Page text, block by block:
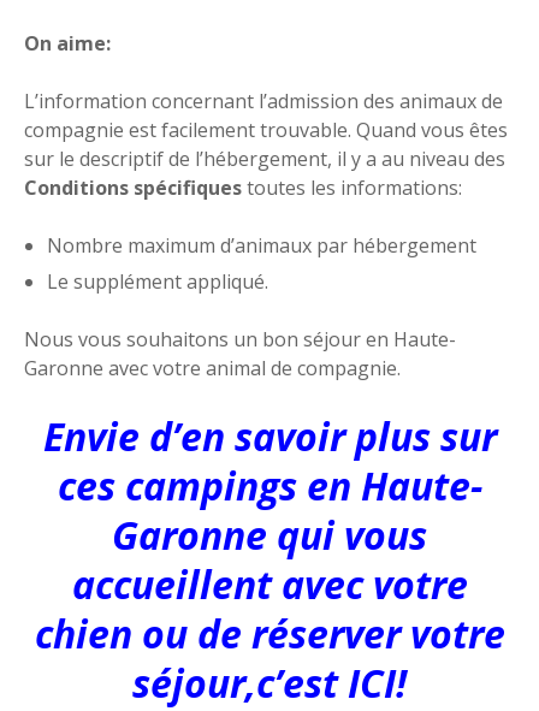
On aime:
L’information concernant l’admission des animaux de
compagnie est facilement trouvable. Quand vous êtes
sur le descriptif de l’hébergement, il y a au niveau des
Conditions spécifiquestoutes les informations:
Nombre maximum d’animaux par hébergement
Le supplément appliqué.
Nous vous souhaitons un bon séjour en Haute-
Garonne avec votre animal de compagnie.
Envie d’en savoir plus sur
ces campings en Haute-
Garonne qui vous
accueillent avec votre
chien ou de réserver votre
séjour,c’est ICI!